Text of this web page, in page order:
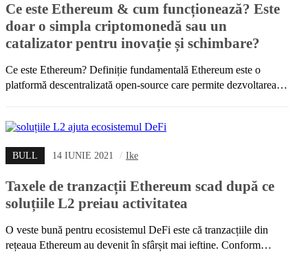
Ce este Ethereum & cum funcționează? Este
doar o simpla criptomonedă sau un
catalizator pentru inovație și schimbare?
Ce este Ethereum? Definiție fundamentală Ethereum este o
platformă descentralizată open-source care permite dezvoltarea…
BULL 14 IUNIE 2021 / Ike
Taxele de tranzacții Ethereum scad după ce
soluțiile L2 preiau activitatea
O veste bună pentru ecosistemul DeFi este că tranzacțiile din
rețeaua Ethereum au devenit în sfârșit mai ieftine. Conform…